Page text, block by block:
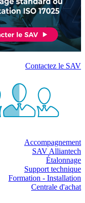
Contactez le SAV
Accompagnement
SAV Alliantech
Étalonnage
Support technique
Formation - Installation
Centrale d'achat